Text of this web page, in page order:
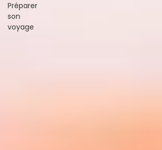
Préparer
son
voyage